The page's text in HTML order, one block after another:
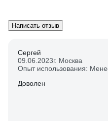
Написать отзыв
Сергей
09.06.2023г. Москва
Опыт использования:
Доволен